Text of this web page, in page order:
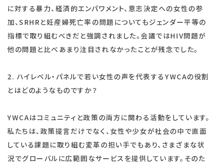
に対する暴力、経済的エンパワメント、意志決定への女性の参
加、SRHRと妊産婦死亡率の問題についてもジェンダー平等の
指標で取り組むべきだと強調されました。会議ではHIV問題が
他の問題と比べあまり注目されなかったことが残念でした。
2. ハイレベル・パネルで若い女性の声を代表するYWCAの役割
とはどのようなものですか？
YWCAはコミュニティと政策の両方に関わる活動をしています。
私たちは、政策提言だけでなく、女性や少女が社会の中で直面
している課題に取り組む変革の担い手でもあり、さまざまな状
況でグローバルに広範囲なサービスを提供しています。そのた